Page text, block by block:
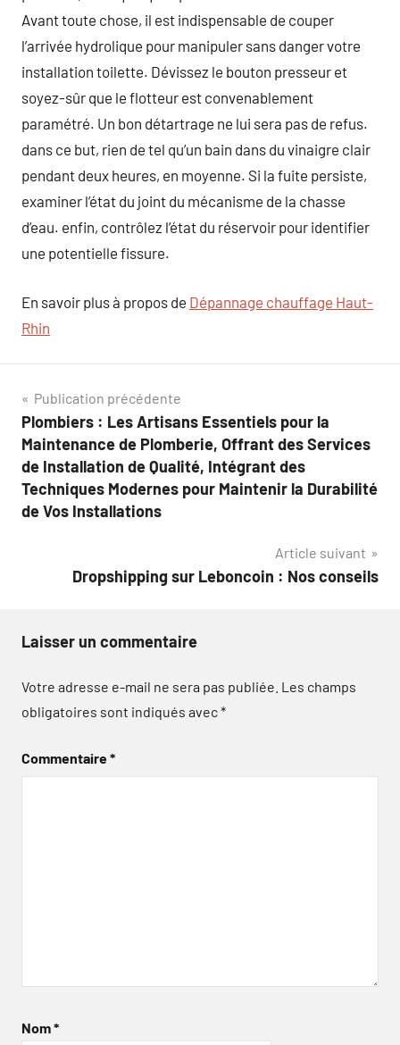
Avant toute chose, il est indispensable de couper
l’arrivée hydrolique pour manipuler sans danger votre
installation toilette. Dévissez le bouton presseur et
soyez-sûr que le flotteur est convenablement
paramétré. Un bon détartrage ne lui sera pas de refus.
dans ce but, rien de tel qu’un bain dans du vinaigre clair
pendant deux heures, en moyenne. Si la fuite persiste,
examiner l’état du joint du mécanisme de la chasse
d’eau. enfin, contrôlez l’état du réservoir pour identifier
une potentielle fissure.
En savoir plus à propos de Dépannage chauffage Haut-
Rhin
Navigation
de
l’article
Publication précédente
Plombiers : Les Artisans Essentiels pour la
Maintenance de Plomberie, Offrant des Services
de Installation de Qualité, Intégrant des
Techniques Modernes pour Maintenir la Durabilité
de Vos Installations
Article suivant
Dropshipping sur Leboncoin : Nos conseils
Laisser un commentaire
Votre adresse e-mail ne sera pas publiée. Les champs
obligatoires sont indiqués avec*
Commentaire*
Nom*